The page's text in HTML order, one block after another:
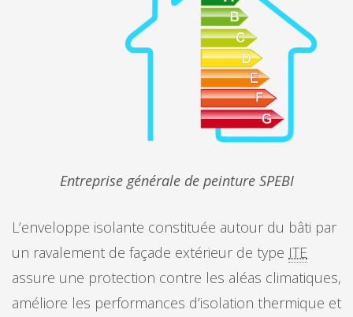
Entreprise générale de peinture SPEBI
L’enveloppe isolante constituée autour du bâti par
un ravalement de façade extérieur de type ITE
assure une protection contre les aléas climatiques,
améliore les performances d’isolation thermique et